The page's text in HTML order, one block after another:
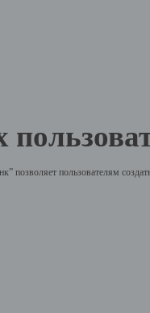
позволяет пользователям